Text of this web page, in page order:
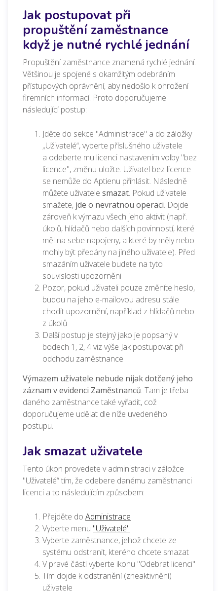
Jak postupovat při
propuštění zaměstnance
když je nutné rychlé jednání
Propuštění zaměstnance znamená rychlé jednání.
Většinou je spojené s okamžitým odebráním
přístupových oprávnění, aby nedošlo k ohrožení
firemních informací. Proto doporučujeme
následující postup:
Jděte do sekce "Administrace" a do záložky
„Uživatelé“, vyberte příslušného uživatele
a odeberte mu licenci nastavením volby "bez
licence", změnu uložte. Uživatel bez licence
se nemůže do Aptienu přihlásit. Následně
můžete uživatele smazat. Pokud uživatele
smažete, jde o nevratnou operaci. Dojde
zároveň k výmazu všech jeho aktivit (např.
úkolů, hlídačů nebo dalších povinností, které
měl na sebe napojeny, a které by měly nebo
mohly být předány na jiného uživatele). Před
smazáním uživatele budete na tyto
souvislosti upozorněni
Pozor, pokud uživateli pouze změníte heslo,
budou na jeho e-mailovou adresu stále
chodit upozornění, například z hlídačů nebo
z úkolů
Další postup je stejný jako je popsaný v
bodech 1, 2, 4 viz výše Jak postupovat při
odchodu zaměstnance
Výmazem uživatele nebude nijak dotčený jeho
záznam v evidenci Zaměstnanců. Tam je třeba
daného zaměstnance také vyřadit, což
doporučujeme udělat dle níže uvedeného
postupu.
Jak smazat uživatele
Tento úkon provedete v administraci v záložce
"Uživatelé“ tím, že odebere danému zaměstnanci
licenci a to následujícím způsobem:
Přejděte do Administrace
Vyberte menu "Uživatelé"
Vyberte zaměstnance, jehož chcete ze
systému odstranit, kterého chcete smazat
V pravé části vyberte ikonu "Odebrat licenci"
Tím dojde k odstranění (zneaktivnění)
uživatele